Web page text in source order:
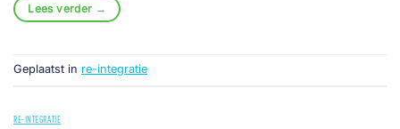
Lees verder →
Geplaatst in re-integratie
RE-INTEGRATIE